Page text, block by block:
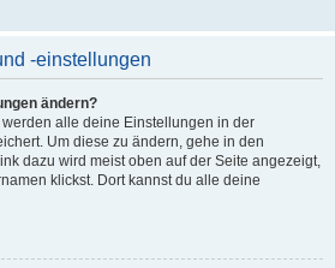
-einstellungen
ändern?
alle deine Einstellungen in der
Um diese zu ändern, gehe in den
dazu wird meist oben auf der Seite angezeigt,
klickst. Dort kannst du alle deine